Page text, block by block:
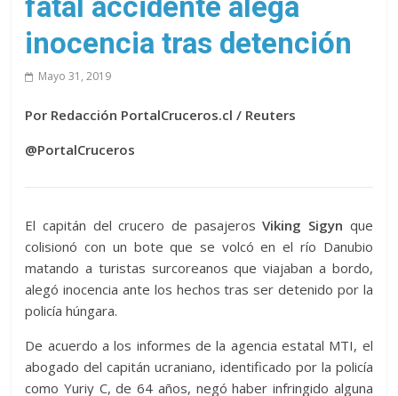
solo
sitioinocencia tras detención
Mayo 31, 2019
Por Redacción PortalCruceros.cl / Reuters
@PortalCruceros
El capitán del crucero de pasajerosViking Sigyn que
colisionó con un bote que se volcó en el río Danubio
matando a turistas surcoreanos que viajaban a bordo,
alegó inocencia ante los hechos tras ser detenido por la
policía húngara.
De acuerdo a los informes de la agencia estatal MTI, el
abogado del capitán ucraniano, identificado por la policía
como Yuriy C, de 64 años, negó haber infringido alguna